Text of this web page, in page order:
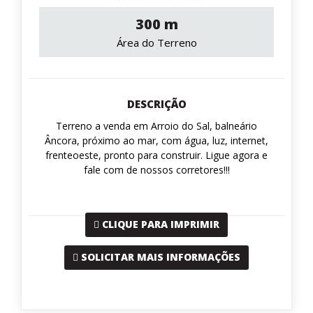
300 m
Área do Terreno
DESCRIÇÃO
Terreno a venda em Arroio do Sal, balneário
Âncora, próximo ao mar, com água, luz, internet,
frenteoeste, pronto para construir. Ligue agora e
fale com de nossos corretores!!!
CLIQUE PARA IMPRIMIR
SOLICITAR MAIS INFORMAÇÕES